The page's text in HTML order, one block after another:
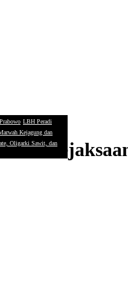
LBH Peradi
Kejagung dan
Oligarki Sawit, dan